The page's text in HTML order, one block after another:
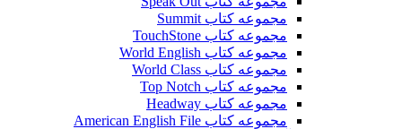
مجموعه کتاب Summit
مجموعه کتاب TouchStone
مجموعه کتاب World English
مجموعه کتاب World Class
مجموعه کتاب Top Notch
مجموعه کتاب Headway
مجموعه کتاب American English File